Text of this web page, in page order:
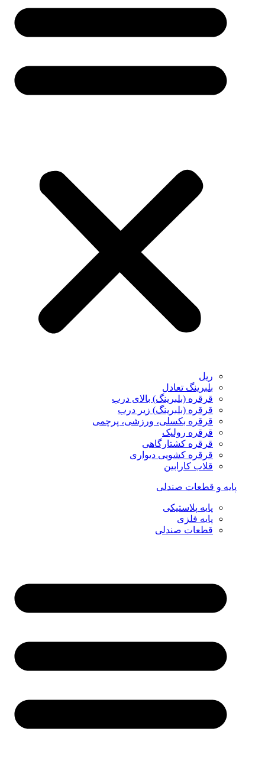
ریل
بلبرینگ تعادل
قرقره (بلبرینگ) بالای درب
قرقره (بلبرینگ) زیر درب
قرقره بکسلی، ورزشی، پرچمی
قرقره رولیک
قرقره کشتارگاهی
قرقره کشویی دیواری
قلاب کارابین
پایه و قطعات صندلی
پایه پلاستیکی
پایه فلزی
قطعات صندلی